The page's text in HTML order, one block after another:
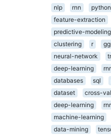
nlp
rnn python
feature-extraction
predictive-modeling
clustering
r
neural-network
deep-learning
databases
sql
dataset
cross-
deep-learning
machine-learning
data-mining